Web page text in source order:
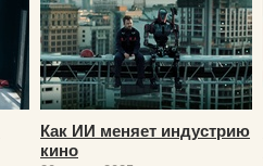
Как ИИ меняет индустрию
кино